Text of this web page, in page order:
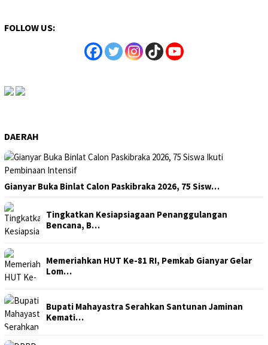
FOLLOW US:
DAERAH
Gianyar Buka Binlat Calon Paskibraka 2026, 75 Sisw…
Tingkatkan Kesiapsiagaan Penanggulangan
Bencana, B…
Memeriahkan HUT Ke-81 RI, Pemkab Gianyar Gelar
Lom…
Bupati Mahayastra Serahkan Santunan Jaminan
Kemati…